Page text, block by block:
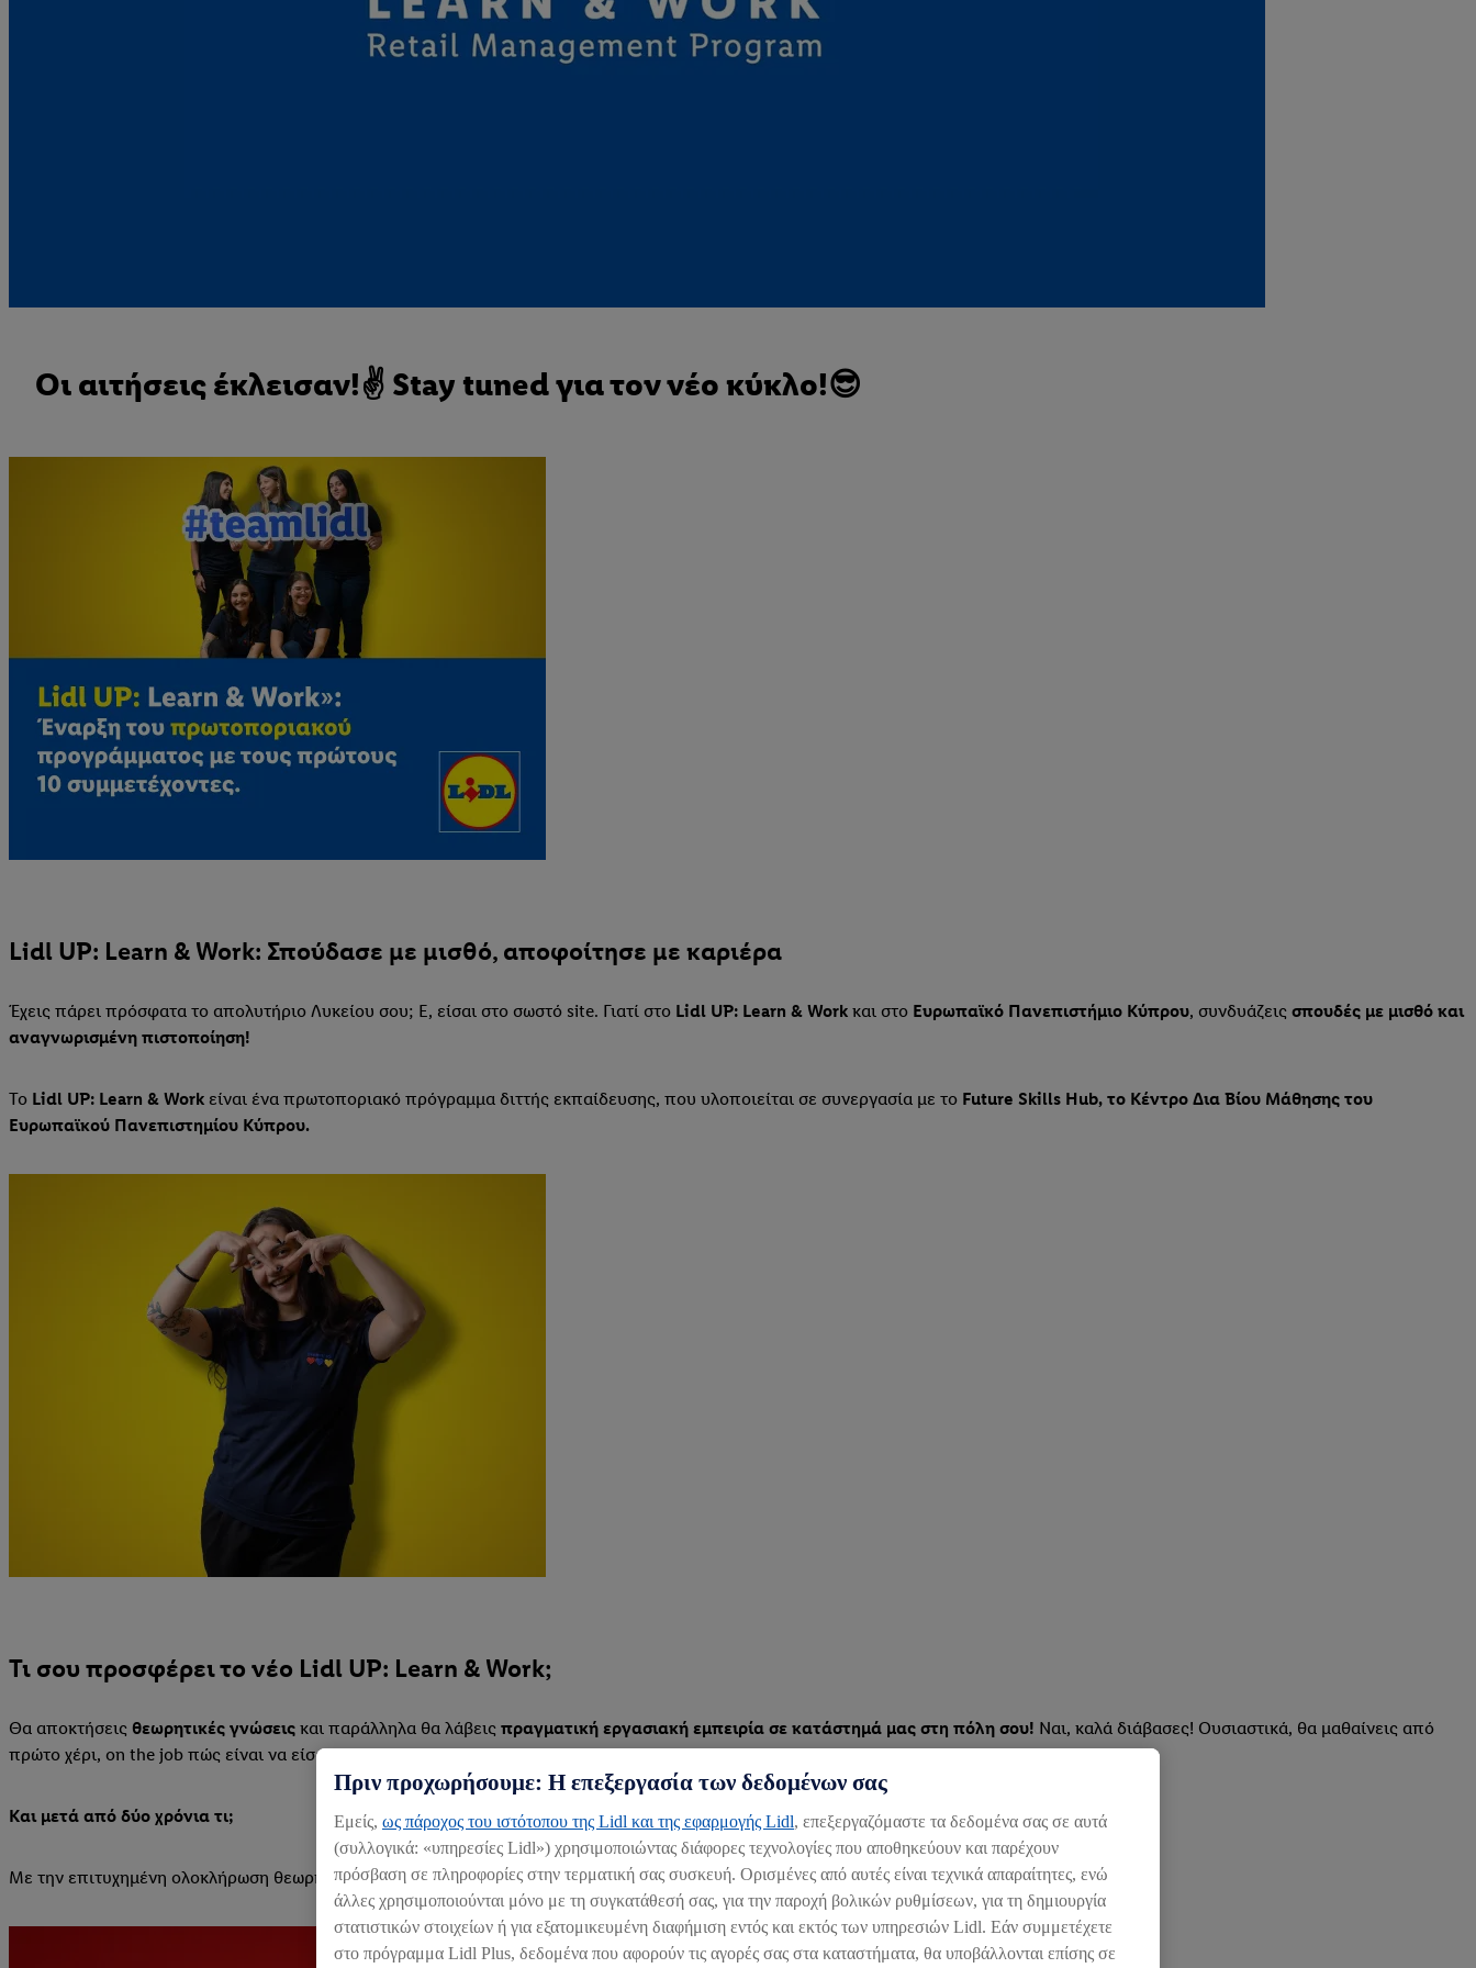
Οι αιτήσεις έκλεισαν!✌️ Stay tuned για τον νέο κύκλο!😎
Lidl UP: Learn & Work: Σπούδασε με μισθό, αποφοίτησε με καριέρα
Έχεις πάρει πρόσφατα το απολυτήριο Λυκείου σου; Ε, είσαι στο σωστό site. Γιατί στο Lidl UP: Learn & Work και στο Ευρωπαϊκό Πανεπιστήμιο Κύπρου, συνδυάζεις σπουδές με μισθό και
αναγνωρισμένη πιστοποίηση!
Το Lidl UP: Learn & Work είναι ένα πρωτοποριακό πρόγραμμα διττής εκπαίδευσης, που υλοποιείται σε συνεργασία με το Future Skills Hub, το Κέντρο Δια Βίου Μάθησης του
Ευρωπαϊκού Πανεπιστημίου Κύπρου.
Τι σου προσφέρει το νέο Lidl UP: Learn & Work;
Θα αποκτήσεις θεωρητικές γνώσεις και παράλληλα θα λάβεις πραγματική εργασιακή εμπειρία σε κατάστημά μας στη πόλη σου! Ναι, καλά διάβασες! Ουσιαστικά, θα μαθαίνεις από
πρώτο χέρι, on the job πώς είναι να είσαι στο #teamlidl!
Και μετά από δύο χρόνια τι;
Με την επιτυχημένη ολοκλήρωση θεωρητικής και πρακτικής εκπαίδευσης,μια θέση Υποδιευθυντή/τριας Καταστήματος σε περιμένει!
Πριν προχωρήσουμε: Η επεξεργασία των δεδομένων σας
Εμείς, ως πάροχος του ιστότοπου της Lidl και της εφαρμογής Lidl, επεξεργαζόμαστε τα δεδομένα σας σε αυτά
(συλλογικά: «υπηρεσίες Lidl») χρησιμοποιώντας διάφορες τεχνολογίες που αποθηκεύουν και παρέχουν
πρόσβαση σε πληροφορίες στην τερματική σας συσκευή. Ορισμένες από αυτές είναι τεχνικά απαραίτητες, ενώ
άλλες χρησιμοποιούνται μόνο με τη συγκατάθεσή σας, για την παροχή βολικών ρυθμίσεων, για τη δημιουργία
στατιστικών στοιχείων ή για εξατομικευμένη διαφήμιση εντός και εκτός των υπηρεσιών Lidl. Εάν συμμετέχετε
στο πρόγραμμα Lidl Plus, δεδομένα που αφορούν τις αγορές σας στα καταστήματα, θα υποβάλλονται επίσης σε